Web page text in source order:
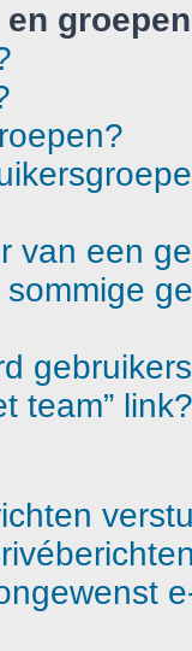
groepen
van een
team” link?